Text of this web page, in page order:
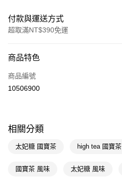
付款與運送方式
超取滿NT$390免運
POYA支付
信用卡一次付款
悠遊付
商品特色
商品編號
10506900
相關分類
太妃糖 國寶茶 high tea 國寶茶
國寶茶 風味 太妃糖 風味